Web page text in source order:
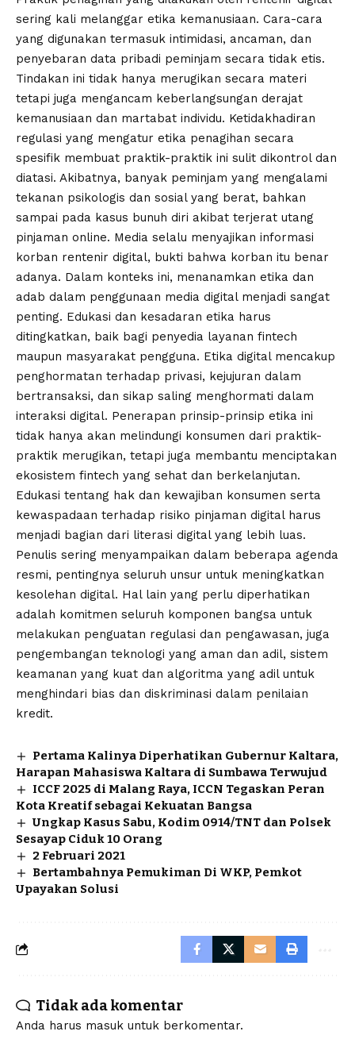
sering kali melanggar etika kemanusiaan. Cara-cara
yang digunakan termasuk intimidasi, ancaman, dan
penyebaran data pribadi peminjam secara tidak etis.
Tindakan ini tidak hanya merugikan secara materi
tetapi juga mengancam keberlangsungan derajat
kemanusiaan dan martabat individu. Ketidakhadiran
regulasi yang mengatur etika penagihan secara
spesifik membuat praktik-praktik ini sulit dikontrol dan
diatasi. Akibatnya, banyak peminjam yang mengalami
tekanan psikologis dan sosial yang berat, bahkan
sampai pada kasus bunuh diri akibat terjerat utang
pinjaman online. Media selalu menyajikan informasi
korban rentenir digital, bukti bahwa korban itu benar
adanya. Dalam konteks ini, menanamkan etika dan
adab dalam penggunaan media digital menjadi sangat
penting. Edukasi dan kesadaran etika harus
ditingkatkan, baik bagi penyedia layanan fintech
maupun masyarakat pengguna. Etika digital mencakup
penghormatan terhadap privasi, kejujuran dalam
bertransaksi, dan sikap saling menghormati dalam
interaksi digital. Penerapan prinsip-prinsip etika ini
tidak hanya akan melindungi konsumen dari praktik-
praktik merugikan, tetapi juga membantu menciptakan
ekosistem fintech yang sehat dan berkelanjutan.
Edukasi tentang hak dan kewajiban konsumen serta
kewaspadaan terhadap risiko pinjaman digital harus
menjadi bagian dari literasi digital yang lebih luas.
Penulis sering menyampaikan dalam beberapa agenda
resmi, pentingnya seluruh unsur untuk meningkatkan
kesolehan digital. Hal lain yang perlu diperhatikan
adalah komitmen seluruh komponen bangsa untuk
melakukan penguatan regulasi dan pengawasan, juga
pengembangan teknologi yang aman dan adil, sistem
keamanan yang kuat dan algoritma yang adil untuk
menghindari bias dan diskriminasi dalam penilaian
kredit.
Pertama Kalinya Diperhatikan Gubernur Kaltara,
Harapan Mahasiswa Kaltara di Sumbawa Terwujud
ICCF 2025 di Malang Raya, ICCN Tegaskan Peran
Kota Kreatif sebagai Kekuatan Bangsa
Ungkap Kasus Sabu, Kodim 0914/TNT dan Polsek
Sesayap Ciduk 10 Orang
2 Februari 2021
Bertambahnya Pemukiman Di WKP, Pemkot
Upayakan Solusi
Tidak ada komentar
Anda harus masuk untuk berkomentar.